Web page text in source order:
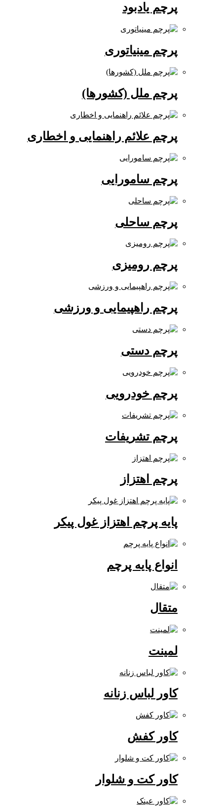
پرچم یادبود
پرچم مینیاتوری
پرچم ملل (کشورها)
پرچم علائم راهنمایی و اخطاری
پرچم سامورایی
پرچم ساحلی
پرچم رومیزی
پرچم راهپیمایی و ورزشی
پرچم دستی
پرچم خودرویی
پرچم تشریفات
پرچم اهتزاز
پایه پرچم اهتزاز غول پیکر
انواع پایه پرچم
کاور لباس زنانه
کاور کفش
کاور کت و شلوار